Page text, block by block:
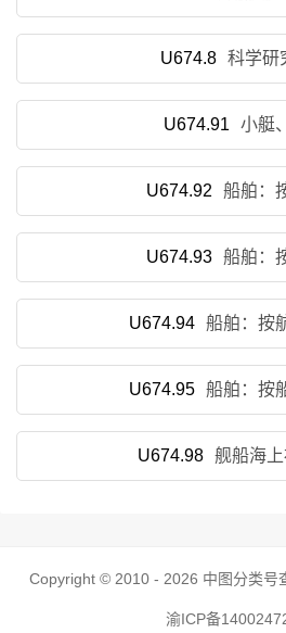
U674.8 科学研
U674.91 小艇
U674.92 船舶：
U674.93 船舶：
U674.94 船舶：按
U674.95 船舶：按
U674.98 舰船海
Copyright © 2010 - 2026 中图分类号
渝ICP备